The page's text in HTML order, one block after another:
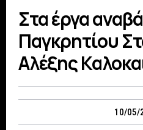
Στα έργα
Παγκρητίου
Αλέξης
10/05/